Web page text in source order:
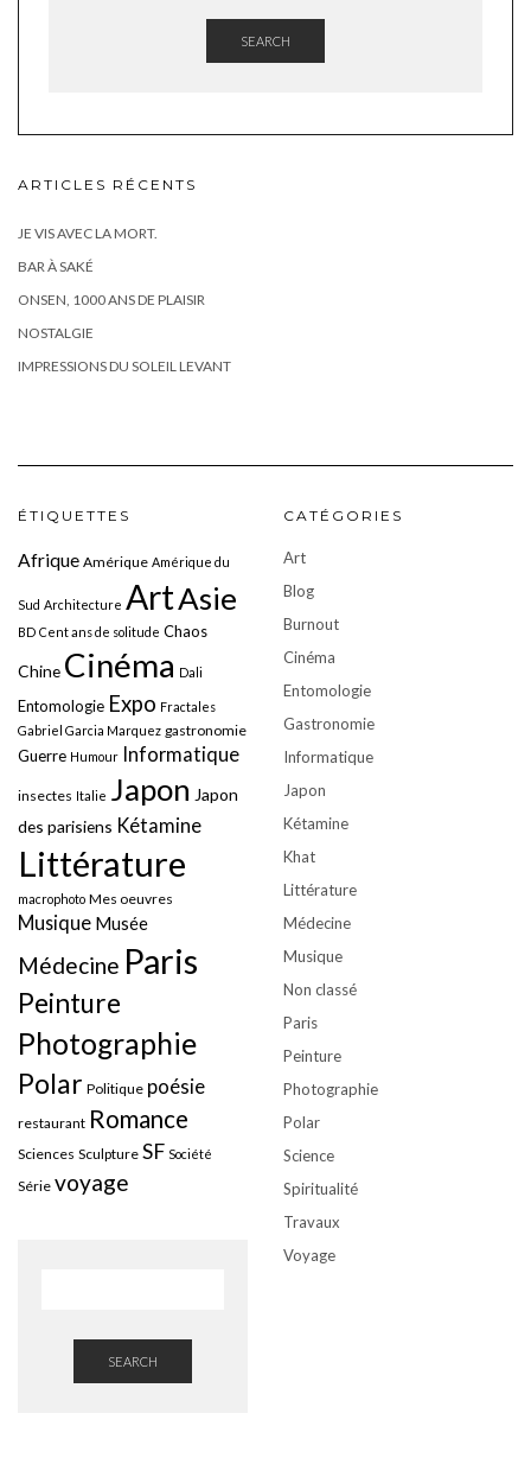
SEARCH
ARTICLES RÉCENTS
JE VIS AVEC LA MORT.
BAR À SAKÉ
ONSEN, 1000 ANS DE PLAISIR
NOSTALGIE
IMPRESSIONS DU SOLEIL LEVANT
ÉTIQUETTES
Afrique Amérique Amérique du
Sud Architecture ArtAsie
BD Cent ans de solitude Chaos
Chine Cinéma Dali
Entomologie Expo Fractales
Gabriel Garcia Marquez gastronomie
Guerre Humour Informatique
insectes Italie Japon Japon
des parisiens Kétamine
Littérature
macrophoto Mes oeuvres
Musique Musée
Médecine Paris
Peinture
Photographie
Polar Politique poésie
restaurant Romance
Sciences Sculpture SF Société
Série voyage
SEARCH
CATÉGORIES
Art
Blog
Burnout
Cinéma
Entomologie
Gastronomie
Informatique
Japon
Kétamine
Khat
Littérature
Médecine
Musique
Non classé
Paris
Peinture
Photographie
Polar
Science
Spiritualité
Travaux
Voyage